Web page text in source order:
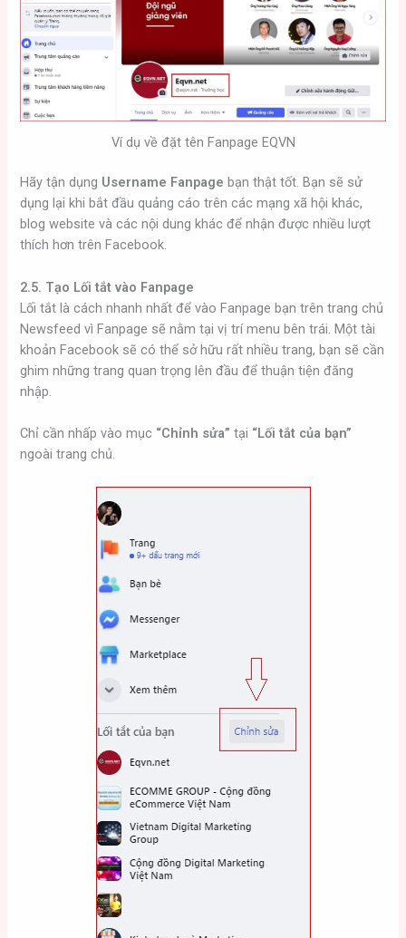
Ví dụ về đặt tên Fanpage EQVN
Hãy tận dụng Username Fanpage bạn thật tốt. Bạn sẽ sử
dụng lại khi bắt đầu quảng cáo trên các mạng xã hội khác,
blog website và các nội dung khác để nhận được nhiều lượt
thích hơn trên Facebook.
2.5. Tạo Lối tắt vào Fanpage
Lối tắt là cách nhanh nhất để vào Fanpage bạn trên trang chủ
Newsfeed vì Fanpage sẽ nằm tại vị trí menu bên trái. Một tài
khoản Facebook sẽ có thể sở hữu rất nhiều trang, bạn sẽ cần
ghim những trang quan trọng lên đầu để thuận tiện đăng
nhập.
Chỉ cần nhấp vào mục “Chỉnh sửa” tại “Lối tắt của bạn”
ngoài trang chủ.